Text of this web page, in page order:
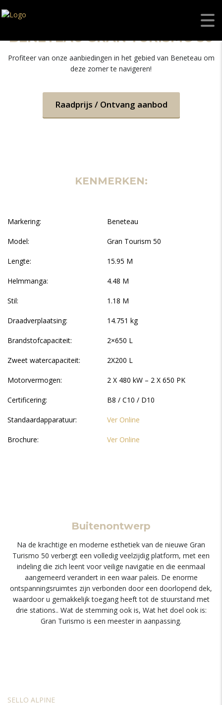
BENETEAU GRAN TURISMO 50
Profiteer van onze aanbiedingen in het gebied van Beneteau om
deze zomer te navigeren!
Raadprijs / Ontvang aanbod
KENMERKEN:
Markering: Beneteau
Model: Gran Tourism 50
Lengte: 15.95 M
Helmmanga: 4.48 M
Stil: 1.18 M
Draadverplaatsing: 14.751 kg
Brandstofcapaciteit: 2×650 L
Zweet watercapaciteit: 2X200 L
Motorvermogen: 2 X 480 kW – 2 X 650 PK
Certificering: B8 / C10 / D10
Standaardapparatuur: Ver Online
Brochure: Ver Online
Buitenontwerp
Na de krachtige en moderne esthetiek van de nieuwe Gran
Turismo 50 verbergt een volledig veelzijdig platform, met een
indeling die zich leent voor veilige navigatie en die eenmaal
aangemeerd verandert in een waar paleis. De enorme
ontspanningsruimtes zijn verbonden door een doorlopend dek,
waardoor u gemakkelijk toegang heeft tot de stuurstand met
drie stations.. Wat de stemming ook is, Wat het doel ook is:
Gran Turismo is een meester in aanpassing.
SELLO ALPINE